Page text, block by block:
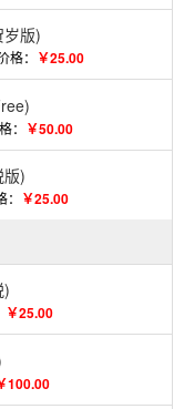
格： ￥25.00
： ￥50.00
￥25.00
￥25.00
100.00